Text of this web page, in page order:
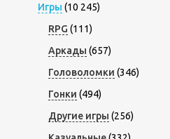
Игры (10 245)
RPG (111)
Аркады (657)
Головоломки (346)
Гонки (494)
Другие игры (256)